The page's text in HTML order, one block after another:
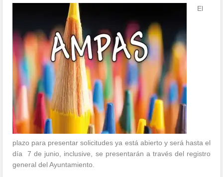
El
plazo para presentar solicitudes ya está abierto y será hasta el
día 7 de junio, inclusive, se presentarán a través del registro
general del Ayuntamiento.